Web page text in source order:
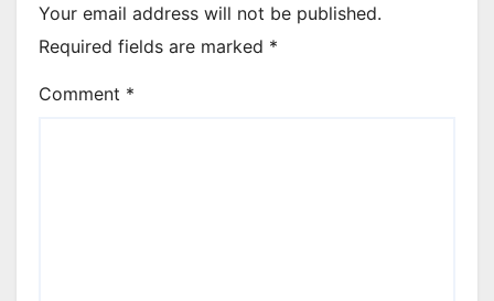
Your email address will not be published.
Required fields are marked *
Comment *